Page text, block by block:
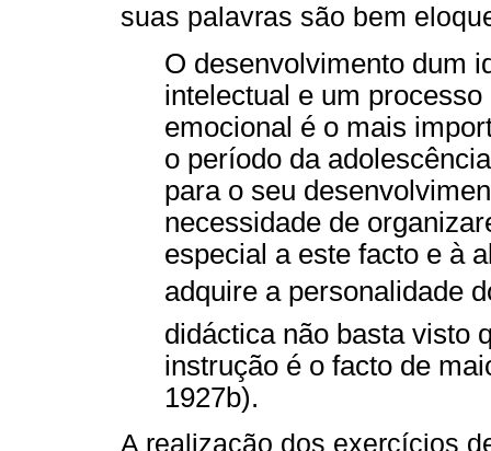
suas palavras são bem
O desenvolvimento dum
intelectual e um
emocional é o mais
o período da
para o seu
necessidade de
especial a este facto e à
adquire a personalidade
didáctica não basta visto
instrução é o facto de
1927b).
A realização dos exercícios